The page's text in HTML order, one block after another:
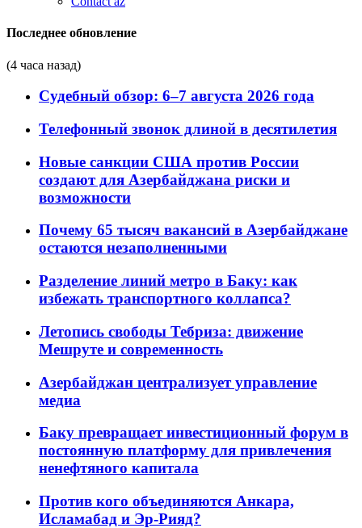
Последнее обновление
(4 часа назад)
Судебный обзор: 6–7 августа 2026 года
Телефонный звонок длиной в десятилетия
Новые санкции США против России
создают для Азербайджана риски и
возможности
Почему 65 тысяч вакансий в Азербайджане
остаются незаполненными
Разделение линий метро в Баку: как
избежать транспортного коллапса?
Летопись свободы Тебриза: движение
Мешруте и современность
Азербайджан централизует управление
медиа
Баку превращает инвестиционный форум в
постоянную платформу для привлечения
ненефтяного капитала
Против кого объединяются Анкара,
Исламабад и Эр-Рияд?